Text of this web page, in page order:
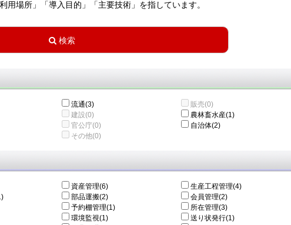
用場所」「導入目的」「主要技術」を指しています。
流通(3)
販売(0)
建設(0)
農林畜水産(1)
官公庁(0)
自治体(2)
その他(0)
資産管理(6)
生産工程管理(4)
部品運搬(2)
会員管理(2)
予約棚管理(1)
所在管理(3)
環境監視(1)
送り状発行(1)